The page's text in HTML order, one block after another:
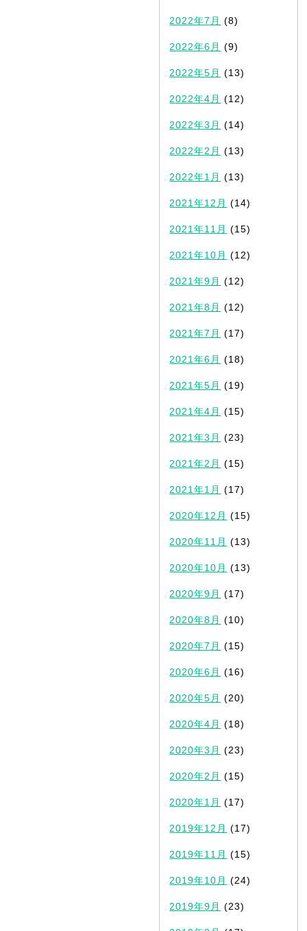
2022年7月 (8)
2022年6月 (9)
2022年5月 (13)
2022年4月 (12)
2022年3月 (14)
2022年2月 (13)
2022年1月 (13)
2021年12月 (14)
2021年11月 (15)
2021年10月 (12)
2021年9月 (12)
2021年8月 (12)
2021年7月 (17)
2021年6月 (18)
2021年5月 (19)
2021年4月 (15)
2021年3月 (23)
2021年2月 (15)
2021年1月 (17)
2020年12月 (15)
2020年11月 (13)
2020年10月 (13)
2020年9月 (17)
2020年8月 (10)
2020年7月 (15)
2020年6月 (16)
2020年5月 (20)
2020年4月 (18)
2020年3月 (23)
2020年2月 (15)
2020年1月 (17)
2019年12月 (17)
2019年11月 (15)
2019年10月 (24)
2019年9月 (23)